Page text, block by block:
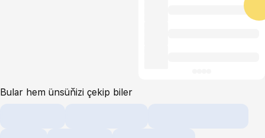
Bular hem ünsüňizi çekip biler